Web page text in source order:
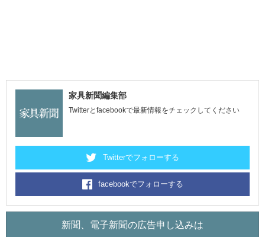
家具新聞編集部
Twitterとfacebookで最新情報をチェックしてください
Twitterでフォローする
facebookでフォローする
新聞、電子新聞の広告申し込みは